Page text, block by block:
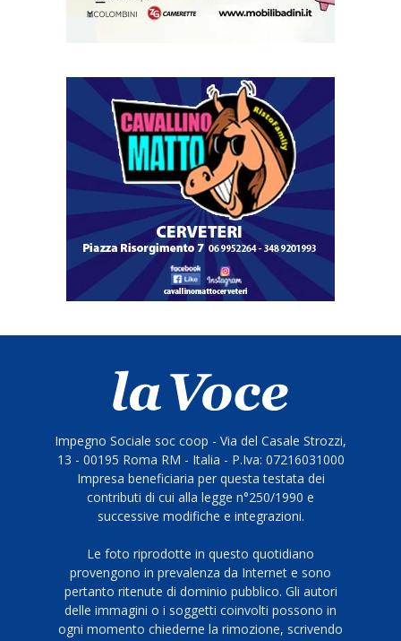
Impegno Sociale soc coop - Via del Casale Strozzi,
13 - 00195 Roma RM - Italia - P.Iva: 07216031000
Impresa beneficiaria per questa testata dei
contributi di cui alla legge n°250/1990 e
successive modifiche e integrazioni.
Le foto riprodotte in questo quotidiano
provengono in prevalenza da Internet e sono
pertanto ritenute di dominio pubblico. Gli autori
delle immagini o i soggetti coinvolti possono in
ogni momento chiederne la rimozione, scrivendo